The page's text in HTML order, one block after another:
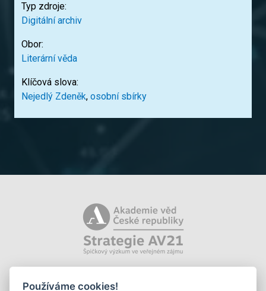
Typ zdroje:
Digitální archiv
Obor:
Literární věda
Klíčová slova:
Nejedlý Zdeněk, osobní sbírky
Používáme cookies!